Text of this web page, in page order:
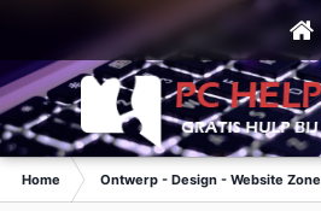
Home Ontwerp - Design - Website Zone